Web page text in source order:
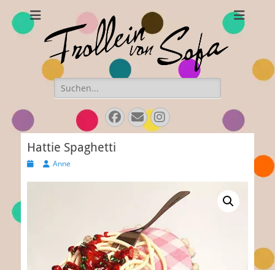
Frollein von Sofa
Handgefertigte Hüte und Accessoires
Suchen
nach:
Facebook
EmailInstagram
Hattie Spaghetti
Veröffentlicht
AutorAnne